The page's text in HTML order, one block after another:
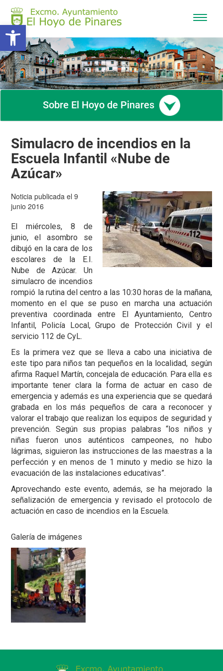
Abrir barra de herramientas
Ocultar
Sobre El Hoyo de Pinares
Simulacro de incendios en la
Escuela Infantil «Nube de
Azúcar»
Noticia publicada el 9
junio 2016
El miércoles, 8 de
junio, el asombro se
dibujó en la cara de los
escolares de la E.I.
Nube de Azúcar. Un
simulacro de incendios
rompió la rutina del centro a las 10:30 horas de la mañana,
momento en el que se puso en marcha una actuación
preventiva coordinada entre El Ayuntamiento, Centro
Infantil, Policía Local, Grupo de Protección Civil y el
servicio 112 de CyL.
Es la primera vez que se lleva a cabo una iniciativa de
este tipo para niños tan pequeños en la localidad, según
afirma Raquel Martín, concejala de educación. Para ella es
importante tener clara la forma de actuar en caso de
emergencia y además es una experiencia que se quedará
grabada en los más pequeños de cara a reconocer y
valorar el trabajo que realizan los equipos de seguridad y
prevención. Según sus propias palabras “los niños y
niñas fueron unos auténticos campeones, no hubo
lágrimas, siguieron las instrucciones de las maestras a la
perfección y en menos de 1 minuto y medio se hizo la
evacuación de las instalaciones educativas”.
Aprovechando este evento, además, se ha mejorado la
señalización de emergencia y revisado el protocolo de
actuación en caso de incendios en la Escuela.
Galería de imágenes